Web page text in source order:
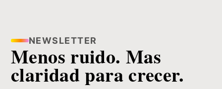
NEWSLETTER
Menos ruido. Mas
claridad para crecer.